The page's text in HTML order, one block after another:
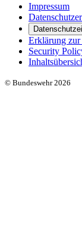
Impressum
Erklärung
Security
© Bundeswehr 2026